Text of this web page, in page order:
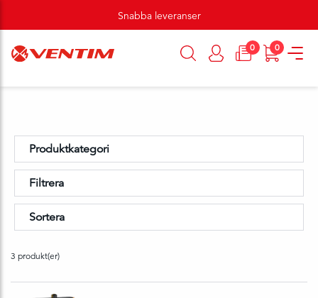
Snabba leveranser
0 0
Produktkategori
Filtrera
Sortera
3 produkt(er)